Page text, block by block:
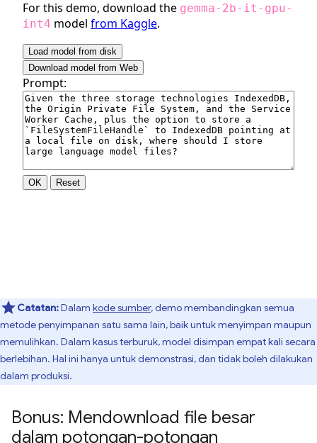
Catatan:Dalam kode sumber, demo membandingkan semua
metode penyimpanan satu sama lain, baik untuk menyimpan maupun
memulihkan. Dalam kasus terburuk, model disimpan empat kali secara
berlebihan. Hal ini hanya untuk demonstrasi, dan tidak boleh dilakukan
dalam produksi.
Bonus: Mendownload file besar
dalam potongan-potongan